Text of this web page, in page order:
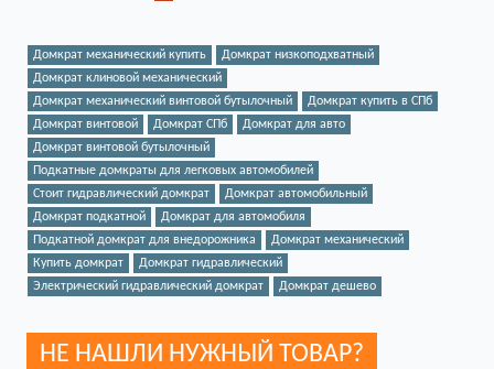
Домкрат механический купить
Домкрат низкоподхватный
Домкрат клиновой механический
Домкрат механический винтовой бутылочный
Домкрат купить в СПб
Домкрат винтовой
Домкрат СПб
Домкрат для авто
Домкрат винтовой бутылочный
Подкатные домкраты для легковых автомобилей
Стоит гидравлический домкрат
Домкрат автомобильный
Домкрат подкатной
Домкрат для автомобиля
Подкатной домкрат для внедорожника
Домкрат механический
Купить домкрат
Домкрат гидравлический
Электрический гидравлический домкрат
Домкрат дешево
НЕ НАШЛИ НУЖНЫЙ ТОВАР?